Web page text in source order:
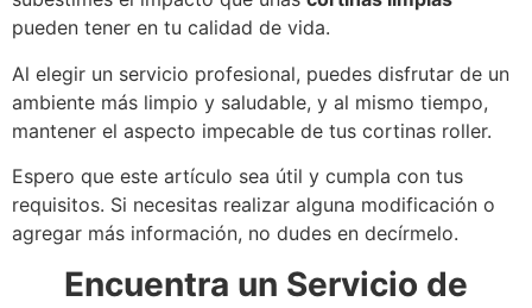
pueden tener en tu calidad de vida.
Al elegir un servicio profesional, puedes disfrutar de un
ambiente más limpio y saludable, y al mismo tiempo,
mantener el aspecto impecable de tus cortinas roller.
Espero que este artículo sea útil y cumpla con tus
requisitos. Si necesitas realizar alguna modificación o
agregar más información, no dudes en decírmelo.
Encuentra un Servicio de